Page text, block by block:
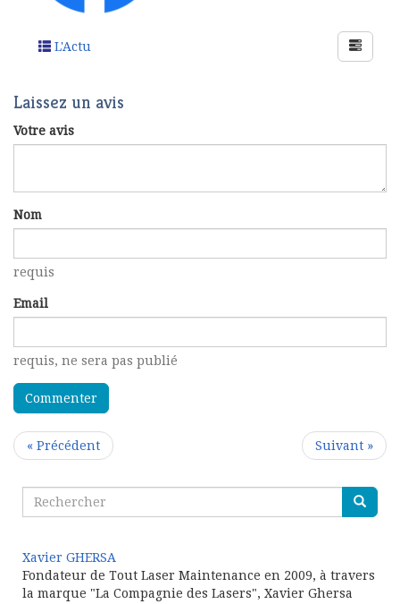
L'Actu
Laissez un avis
Votre avis
Nom
requis
Email
requis, ne sera pas publié
Suivant »
« Précédent
Xavier GHERSA
Fondateur de Tout Laser Maintenance en 2009, à travers
la marque "La Compagnie des Lasers", Xavier Ghersa